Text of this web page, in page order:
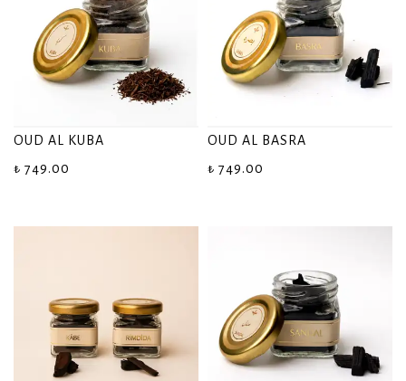
OUD AL KUBA
₺ 749.00
OUD AL BASRA
₺ 749.00